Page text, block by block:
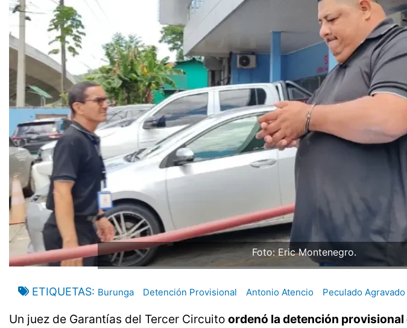
Foto: Eric Montenegro.
ETIQUETAS Burunga Detención Provisional Antonio Atencio Peculado Agravado
Un juez de Garantías del Tercer Circuito ordenó la detención